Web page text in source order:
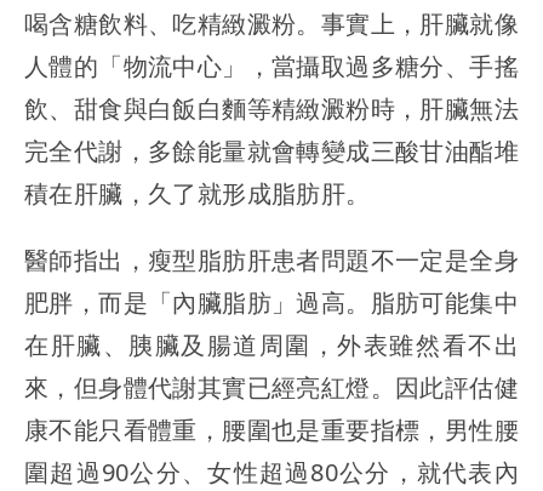
喝含糖飲料、吃精緻澱粉。事實上，肝臟就像
人體的「物流中心」，當攝取過多糖分、手搖
飲、甜食與白飯白麵等精緻澱粉時，肝臟無法
完全代謝，多餘能量就會轉變成三酸甘油酯堆
積在肝臟，久了就形成脂肪肝。
醫師指出，瘦型脂肪肝患者問題不一定是全身
肥胖，而是「內臟脂肪」過高。脂肪可能集中
在肝臟、胰臟及腸道周圍，外表雖然看不出
來，但身體代謝其實已經亮紅燈。因此評估健
康不能只看體重，腰圍也是重要指標，男性腰
圍超過90公分、女性超過80公分，就代表內